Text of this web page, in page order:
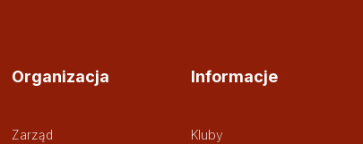
Organizacja
Zarząd
Informacje
Kluby